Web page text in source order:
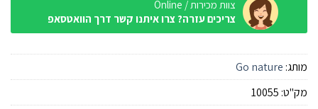
צוות מכירות / Online
צריכים עזרה? צרו איתנו קשר דרך הוואטסאפ
מותג: Go nature
מק"ט: 10055